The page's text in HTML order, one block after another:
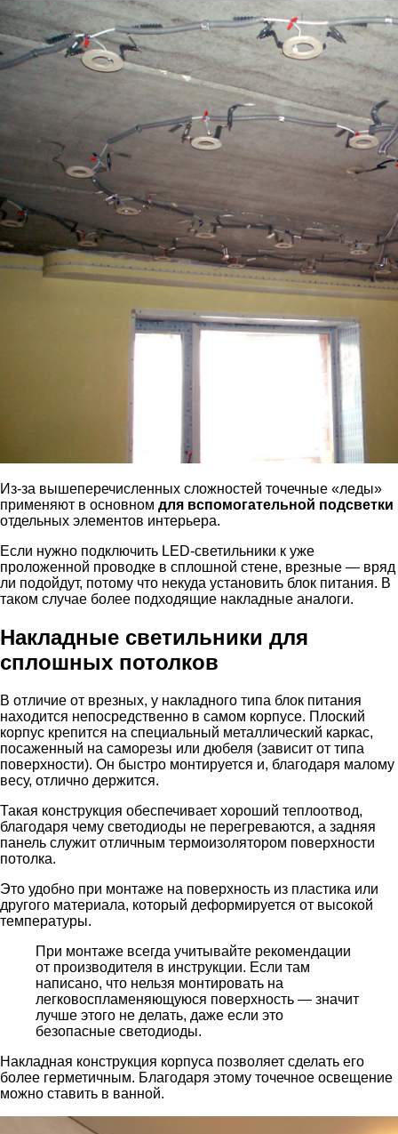
Из-за вышеперечисленных сложностей точечные «леды»
применяют в основном для вспомогательной подсветки
отдельных элементов интерьера.
Если нужно подключить LED-светильники к уже
проложенной проводке в сплошной стене, врезные — вряд
ли подойдут, потому что некуда установить блок питания. В
таком случае более подходящие накладные аналоги.
Накладные светильники для
сплошных потолков
В отличие от врезных, у накладного типа блок питания
находится непосредственно в самом корпусе. Плоский
корпус крепится на специальный металлический каркас,
посаженный на саморезы или дюбеля (зависит от типа
поверхности). Он быстро монтируется и, благодаря малому
весу, отлично держится.
Такая конструкция обеспечивает хороший теплоотвод,
благодаря чему светодиоды не перегреваются, а задняя
панель служит отличным термоизолятором поверхности
потолка.
Это удобно при монтаже на поверхность из пластика или
другого материала, который деформируется от высокой
температуры.
При монтаже всегда учитывайте рекомендации
от производителя в инструкции. Если там
написано, что нельзя монтировать на
легковоспламеняющуюся поверхность — значит
лучше этого не делать, даже если это
безопасные светодиоды.
Накладная конструкция корпуса позволяет сделать его
более герметичным. Благодаря этому точечное освещение
можно ставить в ванной.